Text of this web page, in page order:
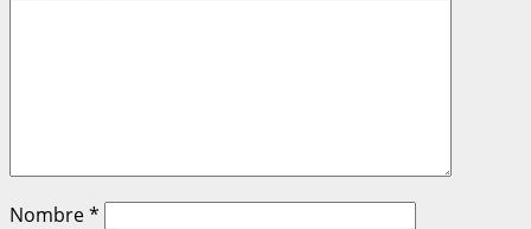
Nombre*